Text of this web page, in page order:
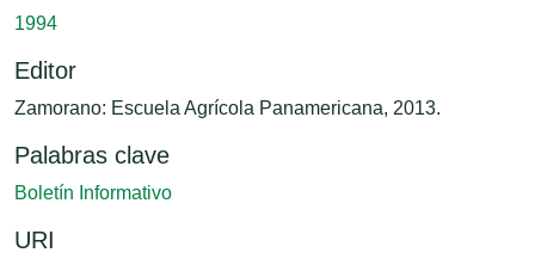
1994
Editor
Zamorano: Escuela Agrícola Panamericana, 2013.
Palabras clave
Boletín Informativo
URI